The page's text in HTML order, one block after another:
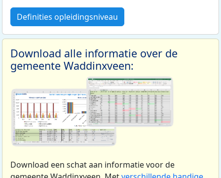
Definities opleidingsniveau
Download alle informatie over de
gemeente Waddinxveen:
Download een schat aan informatie voor de